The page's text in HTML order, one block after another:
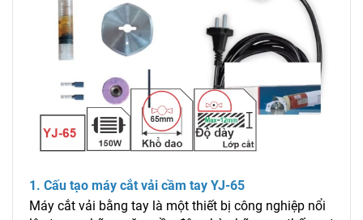
1. Cấu tạo máy cắt vải cầm tay YJ-65
Máy cắt vải bằng tay là một thiết bị công nghiệp nổi